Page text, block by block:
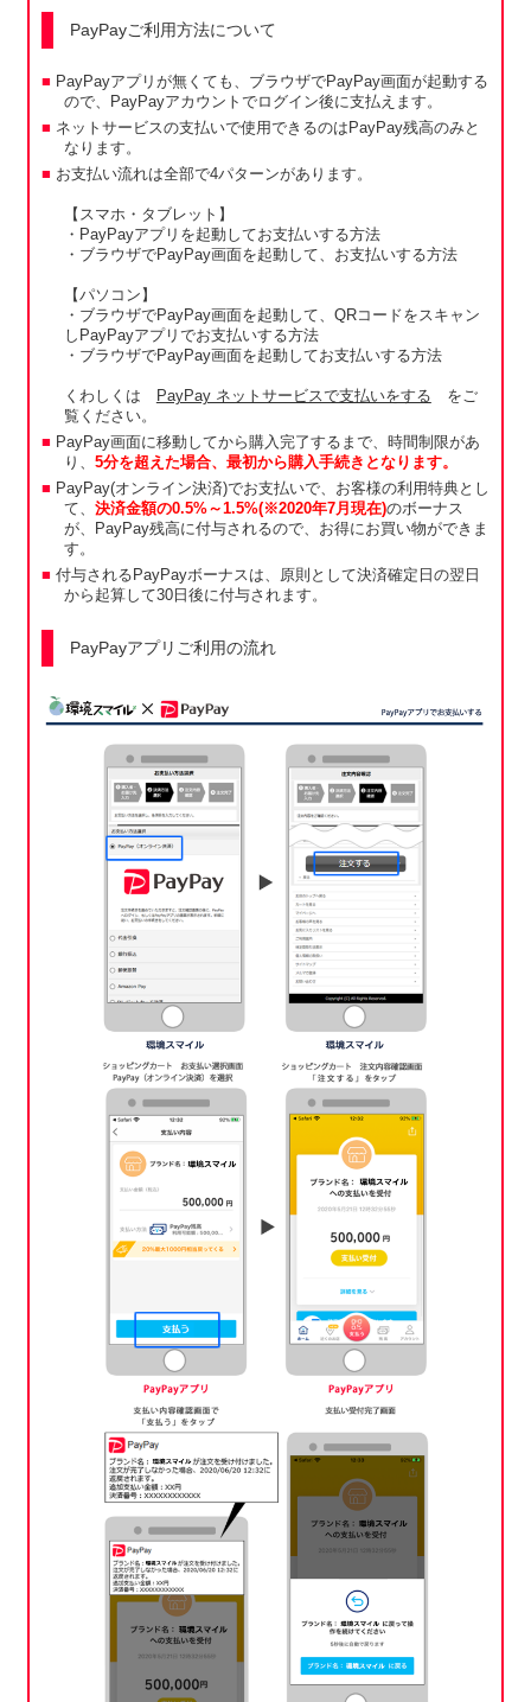
PayPayご利用方法について
PayPayアプリが無くても、ブラウザでPayPay画面が起動する
ので、PayPayアカウントでログイン後に支払えます。
ネットサービスの支払いで使用できるのはPayPay残高のみと
なります。
お支払い流れは全部で4パターンがあります。
【スマホ・タブレット】
・PayPayアプリを起動してお支払いする方法
・ブラウザでPayPay画面を起動して、お支払いする方法
【パソコン】
・ブラウザでPayPay画面を起動して、QRコードをスキャン
しPayPayアプリでお支払いする方法
・ブラウザでPayPay画面を起動してお支払いする方法
くわしくは PayPay ネットサービスで支払いをする をご
覧ください。
PayPay画面に移動してから購入完了するまで、時間制限があ
り、 5分を超えた場合、最初から購入手続きとなります。
PayPay(オンライン決済)でお支払いで、お客様の利用特典とし
て、 決済金額の0.5%～1.5%(※2020年7月現在)のボーナス
が、PayPay残高に付与されるので、お得にお買い物ができま
す。
付与されるPayPayボーナスは、原則として決済確定日の翌日
から起算して30日後に付与されます。
PayPayアプリご利用の流れ